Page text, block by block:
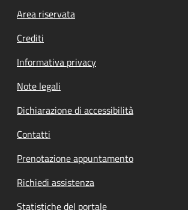
Footer menu
Area riservata
Crediti
Informativa privacy
Note legali
Dichiarazione di accessibilità
Contatti
Prenotazione appuntamento
Richiedi assistenza
Statistiche del portale